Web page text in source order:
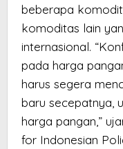
beberapa
komoditas lain
internasional.
pada harga
harus segera
baru secepatnya,
harga pangan,”
for Indonesian